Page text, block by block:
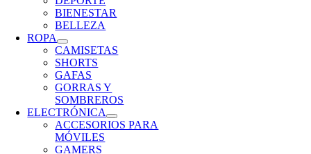
BIENESTAR
BELLEZA
ROPA
CAMISETAS
SHORTS
GAFAS
GORRAS Y
SOMBREROS
ELECTRÓNICA
ACCESORIOS PARA
MÓVILES
GAMERS